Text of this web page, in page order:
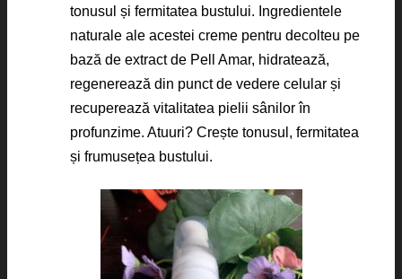
tonusul și fermitatea bustului. Ingredientele
naturale ale acestei creme pentru decolteu pe
bază de extract de Pell Amar, hidratează,
regenerează din punct de vedere celular și
recuperează vitalitatea pielii sânilor în
profunzime. Atuuri? Crește tonusul, fermitatea
și frumusețea bustului.